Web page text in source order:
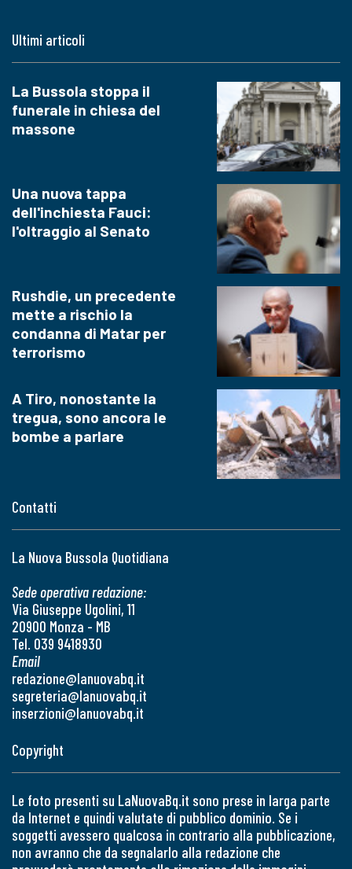
Contatti
La Nuova Bussola Quotidiana
Sede operativa redazione:
Via Giuseppe Ugolini, 11
20900 Monza - MB
Tel. 039 9418930
Email
redazione@lanuovabq.it
segreteria@lanuovabq.it
inserzioni@lanuovabq.it
Ultimi articoli
La Bussola stoppa il
funerale in chiesa del
massone
Una nuova tappa
dell'inchiesta Fauci:
l'oltraggio al Senato
Rushdie, un precedente
mette a rischio la
condanna di Matar per
terrorismo
A Tiro, nonostante la
tregua, sono ancora le
bombe a parlare
Copyright
Le foto presenti su LaNuovaBq.it sono prese in larga parte
da Internet e quindi valutate di pubblico dominio. Se i
soggetti avessero qualcosa in contrario alla pubblicazione,
non avranno che da segnalarlo alla redazione che